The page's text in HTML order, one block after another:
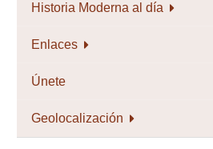
Historia Moderna al día
Enlaces
Únete
Geolocalización